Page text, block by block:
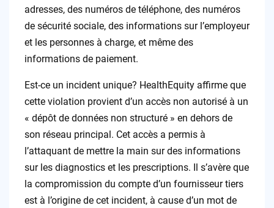
adresses, des numéros de téléphone, des numéros
de sécurité sociale, des informations sur l’employeur
et les personnes à charge, et même des
informations de paiement.
Est-ce un incident unique? HealthEquity affirme que
cette violation provient d’un accès non autorisé à un
« dépôt de données non structuré » en dehors de
son réseau principal. Cet accès a permis à
l’attaquant de mettre la main sur des informations
sur les diagnostics et les prescriptions. Il s’avère que
la compromission du compte d’un fournisseur tiers
est à l’origine de cet incident, à cause d’un mot de